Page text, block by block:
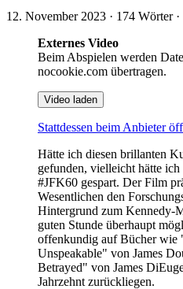
12. November 2023 · 174 Wörter ·
Externes Video
Beim Abspielen werden
nocookie.com übertragen.
Video laden
Stattdessen beim Anbieter
Hätte ich diesen brillanten
gefunden, vielleicht hätte
#JFK60 gespart. Der Film
Wesentlichen den
Hintergrund zum Kennedy-
guten Stunde überhaupt
offenkundig auf Bücher wie
Unspeakable" von James
Betrayed" von James
Jahrzehnt zurückliegen.